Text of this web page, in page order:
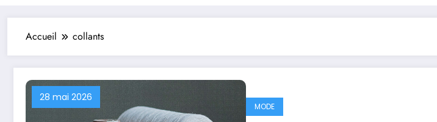
Accueil collants
28 mai 2026
MODE